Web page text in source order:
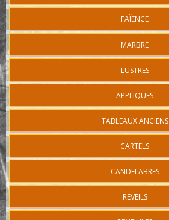
FAÏENCE
MARBRE
LUSTRES
APPLIQUES
TABLEAUX ANCIENS
CARTELS
CANDELABRES
REVEILS